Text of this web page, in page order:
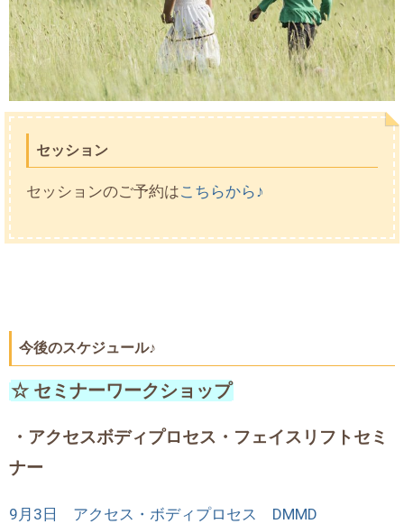
セッション
セッションのご予約はこちらから ♪
今後のスケジュール♪
☆ セミナーワークショップ
・アクセスボディプロセス・フェイスリフトセミ
ナー
9月3日 アクセス・ボディプロセス DMMD